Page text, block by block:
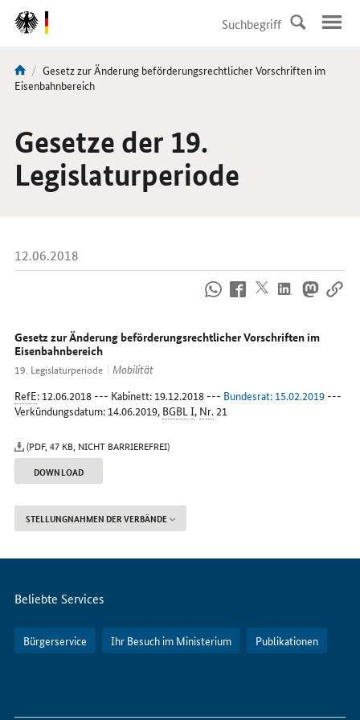
DirektZu:
Navigation
Sie
sind
Aktuelle
Seite:
Gesetz zur Änderung beförderungsrechtlicher Vorschriften im
Eisenbahnbereich
Gesetze der 19.
Legislaturperiode
12.06.2018
uns
im
Internet
Gesetz zur Änderung beförderungsrechtlicher Vorschriften im
Eisenbahnbereich
19. Legislaturperiode
Mobilität
RefE: 12.06.2018 --- Kabinett: 19.12.2018 --- Bundesrat: 15.02.2019---
Verkündungsdatum: 14.06.2019, BGBL I, Nr.21
(PDF, 47 KB, NICHT BARRIEREFREI)
DOWNLOAD
STELLUNGNAHMEN DER VERBÄNDE
Servicemenü
Beliebte Services
Bürgerservice Ihr Besuch im Ministerium Publikationen